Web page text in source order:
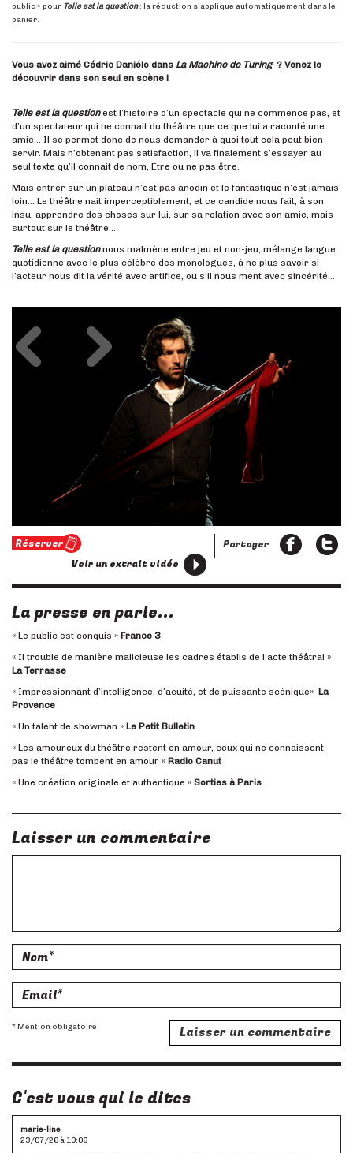
public » pour Telle est la question: la réduction s’applique automatiquement dans le
panier.
Vous avez aimé Cédric Daniélo dans La Machine de Turing ? Venez le
découvrir dans son seul en scène !
Telle est la questionest l’histoire d’un spectacle qui ne commence pas, et
d’un spectateur qui ne connait du théâtre que ce que lui a raconté une
amie… Il se permet donc de nous demander à quoi tout cela peut bien
servir. Mais n’obtenant pas satisfaction, il va finalement s’essayer au
seul texte qu’il connait de nom, Être ou ne pas être.
Mais entrer sur un plateau n’est pas anodin et le fantastique n’est jamais
loin… Le théâtre nait imperceptiblement, et ce candide nous fait, à son
insu, apprendre des choses sur lui, sur sa relation avec son amie, mais
surtout sur le théâtre…
Telle est la questionnous malmène entre jeu et non-jeu, mélange langue
quotidienne avec le plus célèbre des monologues, à ne plus savoir si
l’acteur nous dit la vérité avec artifice, ou s’il nous ment avec sincérité…
Réserver
Partager
Voir un extrait vidéo
La presse en parle...
« Le public est conquis » France 3
« Il trouble de manière malicieuse les cadres établis de l’acte théâtral »
La Terrasse
« Impressionnant d’intelligence, d’acuité, et de puissante scénique» La
Provence
« Un talent de showman » Le Petit Bulletin
« Les amoureux du théâtre restent en amour, ceux qui ne connaissent
pas le théâtre tombent en amour » Radio Canut
« Une création originale et authentique » Sorties à Paris
Laisser un commentaire
Nom
Email
* Mention obligatoire
C'est vous qui le dites
marie-line
23/07/26 à 10:06